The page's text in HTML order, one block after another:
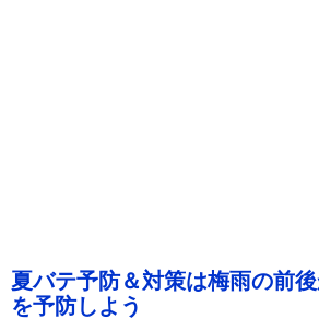
夏バテ予防＆対策は梅雨の前
を予防しよう